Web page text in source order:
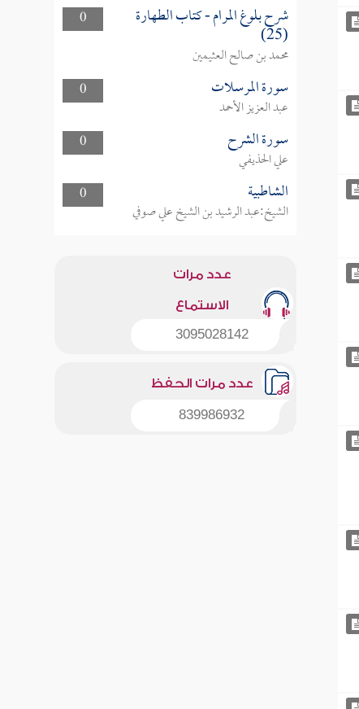
0
شرح بلوغ المرام - كتاب الطهارة
(25)
محمد بن صالح العثيمين
0
سورة المرسلات
عبد العزيز الأحمد
0
سورة الشرح
علي الحذيفي
0
الشاطبية
الشيخ:عبد الرشيد بن الشيخ علي صوفي
عدد مرات
الاستماع
3095028142
عدد مرات الحفظ
839986932